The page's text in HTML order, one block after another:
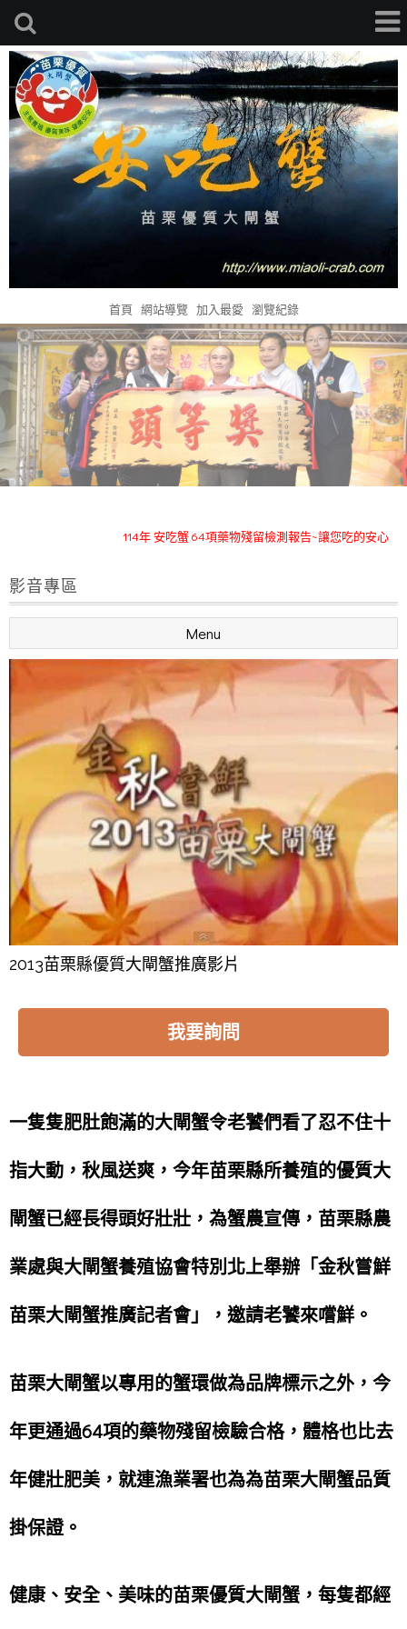
首頁 網站導覽 加入最愛 瀏覽紀錄
114年 安吃蟹 64項藥物殘留檢測報告~讓您吃的安心
安吃蟹苗栗優質大閘蟹114年度已於11月12日全數售完
114年 安吃蟹 64項藥物殘留檢測報告~讓您吃的安心
榮獲111~113年度苗栗優質大閘蟹~特等獎及頭等獎
安吃蟹~臉書粉絲頁(訂購留言專人回覆)
影音專區
Menu
2013苗栗縣優質大閘蟹推廣影片
我要詢問
一隻隻肥肚飽滿的大閘蟹令老饕們看了忍不住十
指大動，秋風送爽，今年苗栗縣所養殖的優質大
閘蟹已經長得頭好壯壯，為蟹農宣傳，苗栗縣農
業處與大閘蟹養殖協會特別北上舉辦「金秋嘗鮮
苗栗大閘蟹推廣記者會」，邀請老饕來嚐鮮。
苗栗大閘蟹以專用的蟹環做為品牌標示之外，今
年更通過64項的藥物殘留檢驗合格，體格也比去
年健壯肥美，就連漁業署也為為苗栗大閘蟹品質
掛保證。
健康、安全、美味的苗栗優質大閘蟹，每隻都經